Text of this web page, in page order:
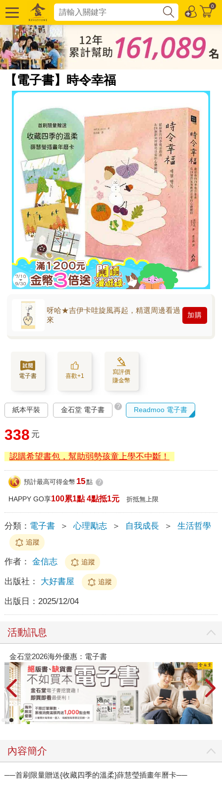
0
【電子書】時令幸福
呀哈★吉伊卡哇旋風再起，精選周邊看過
來
加購
電子書 喜歡+1
寫評價
賺金幣
紙本平裝 金石堂 電子書 ? Readmoo 電子書
338 元
認購希望書包，幫助弱勢孩童上學不中斷！
預計最高可得金幣 15點 ?
HAPPY GO享100累1點 4點抵1元 折抵無上限
分類： 電子書 ＞ 心理勵志 ＞ 自我成長 ＞ 生活哲學
追蹤
作者： 金信志 追蹤
出版社： 大好書屋 追蹤
出版日： 2025/12/04
活動訊息
春光ｘ奇幻基地｜全書系展
內容簡介
──首刷限量贈送{收藏四季的溫柔}薛慧瑩插畫年曆卡──